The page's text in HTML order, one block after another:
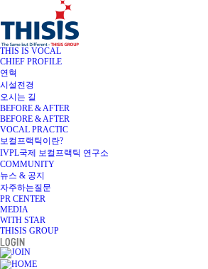
THIS IS VOCAL
CHIEF PROFILE
연혁
시설전경
오시는 길
BEFORE & AFTER
BEFORE & AFTER
VOCAL PRACTIC
보컬프랙틱이란?
IVPL국제 보컬프랙틱 연구소
COMMUNITY
뉴스 & 공지
자주하는질문
PR CENTER
MEDIA
WITH STAR
THISIS GROUP